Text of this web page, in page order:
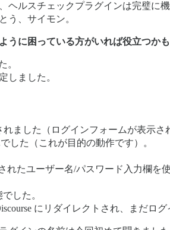
ルスチェックプラグインは完璧に
う、サイモン。
に困っている方がいれば役立つかも
。
しました。
ました（ログインフォームが表示さ
した（これが目的の動作です）。
れたユーザー名/パスワード入力欄を
した。
にリダイレクトされ、まだログ